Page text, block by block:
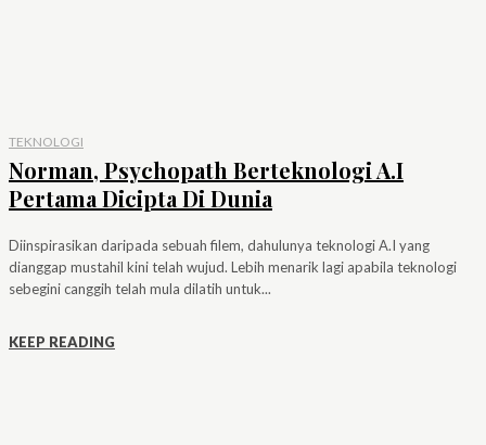
TEKNOLOGI
Norman, Psychopath Berteknologi A.I
Pertama Dicipta Di Dunia
Diinspirasikan daripada sebuah filem, dahulunya teknologi A.I yang
dianggap mustahil kini telah wujud. Lebih menarik lagi apabila teknologi
sebegini canggih telah mula dilatih untuk...
KEEP READING